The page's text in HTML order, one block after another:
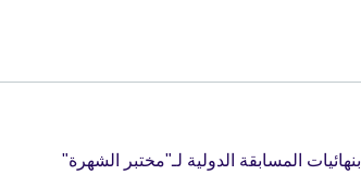
المسابقة الدولية لـ"مختبر الشهرة"